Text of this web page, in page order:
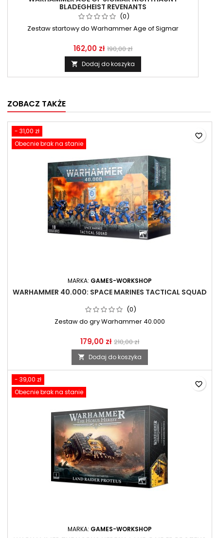
BLADEGHEIST REVENANTS
(0)
Zestaw startowy do Warhammer Age of Sigmar
162,00 zł 190,00 zł
 Dodaj do koszyka
ZOBACZ TAKŻE
- 31,00 zł
Obecnie brak na stanie
MARKA: GAMES-WORKSHOP
WARHAMMER 40.000: SPACE MARINES TACTICAL SQUAD
(0)
Zestaw do gry Warhammer 40.000
179,00 zł 210,00 zł
 Dodaj do koszyka
favorite_border
- 39,00 zł
Obecnie brak na stanie
MARKA: GAMES-WORKSHOP
favorite_border